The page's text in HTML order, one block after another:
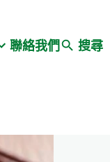
聯絡我們 搜尋